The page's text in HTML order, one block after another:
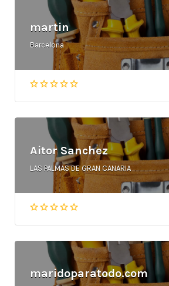
martin
Barcelona
Aitor Sanchez
LAS PALMAS DE GRAN CANARIA
maridoparatodo.com